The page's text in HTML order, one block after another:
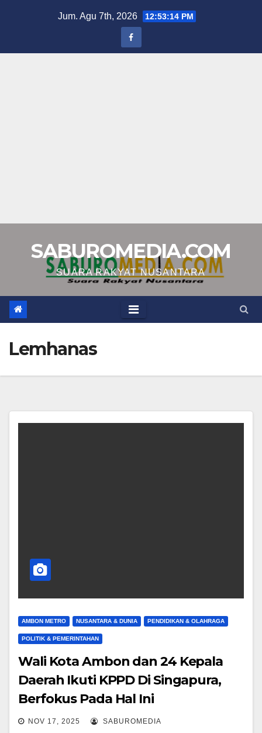
Jum. Agu 7th, 2026 12:53:14 PM
SABUROMEDIA.COM
SUARA RAKYAT NUSANTARA
Lemhanas
AMBON METRO NUSANTARA & DUNIA PENDIDIKAN & OLAHRAGA
POLITIK & PEMERINTAHAN
Wali Kota Ambon dan 24 Kepala
Daerah Ikuti KPPD Di Singapura,
Berfokus Pada Hal Ini
NOV 17, 2025 SABUROMEDIA